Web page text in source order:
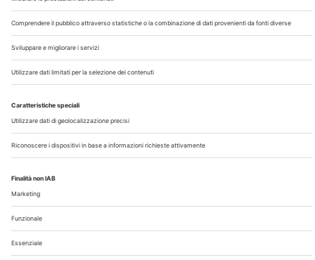
Chi Siamo
Contatti
Note Legali
Privacy
©2026 Edra S.p.a | www.edraspa.it | P.iva 08056040960
| Tel. 02/881841 | Sede legale: Viale Enrico Forlanini 21 -
20134 Milano (Italy)
Registrazione Tribunale di Milano n° 5578/2022 del
5/05/2022